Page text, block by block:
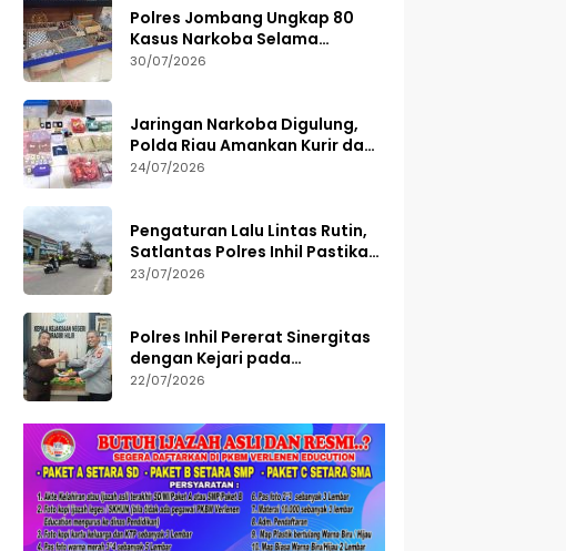
Polres Jombang Ungkap 80
Kasus Narkoba Selama
Semester I 2026, 113 Tersangka
30/07/2026
Jaringan Narkoba Digulung,
Polda Riau Amankan Kurir dan
Sita Barang Bukti Bernilai
24/07/2026
Pengaturan Lalu Lintas Rutin,
Satlantas Polres Inhil Pastikan
Arus Tetap Lancar
23/07/2026
Polres Inhil Pererat Sinergitas
dengan Kejari pada
Peringatan Hari Bakti
22/07/2026